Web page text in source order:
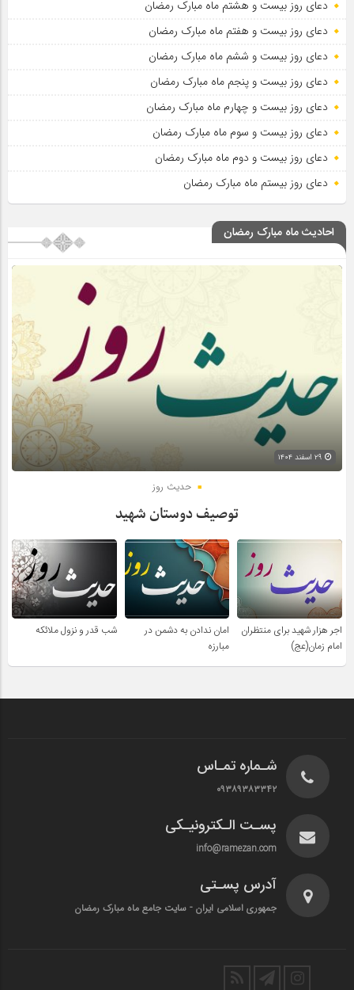
دعای روز بیست و هشتم ماه مبارک رمضان
دعای روز بیست و هفتم ماه مبارک رمضان
دعای روز بیست و ششم ماه مبارک رمضان
دعای روز بیست و پنجم ماه مبارک رمضان
دعای روز بیست و چهارم ماه مبارک رمضان
دعای روز بیست و سوم ماه مبارک رمضان
دعای روز بیست و دوم ماه مبارک رمضان
دعای روز بیستم ماه مبارک رمضان
احادیث ماه مبارک رمضان
حدیث روز
توصیف دوستان شهید
اجر هزار شهید برای منتظران
امام زمان(عج)
امان ندادن به دشمن در
مبارزه
شب قدر و نزول ملائکه
شـماره تمـاس
۰۹۳۸۹۳۸۳۳۴۲
پسـت الـکترونیـکی
info@ramezan.com
آدرس پسـتی
جمهوری اسلامی ایران - سایت جامع ماه مبارک رمضان